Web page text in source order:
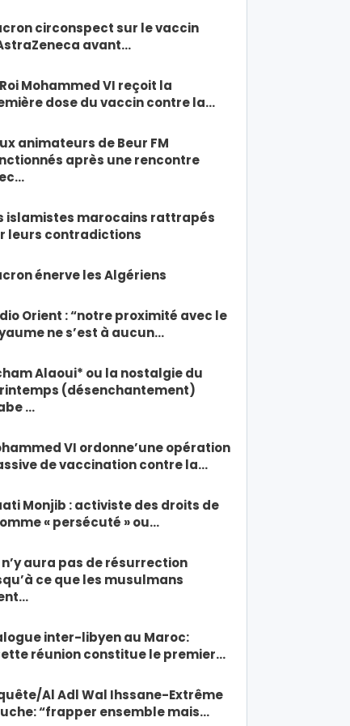
circonspect sur le vaccin
avant…
Mohammed VI reçoit la
dose du vaccin contre la…
animateurs de Beur FM
après une rencontre
islamistes marocains rattrapés
leurs contradictions
énerve les Algériens
Orient : “notre proximité avec le
ne s’est à aucun…
Alaoui* ou la nostalgie du
(désenchantement)
…
VI ordonne’une opération
de vaccination contre la…
Monjib : activiste des droits de
« persécuté » ou…
n’y aura pas de résurrection
ce que les musulmans
inter-libyen au Maroc:
réunion constitue le premier…
Al Adl Wal Ihssane-Extrême
“frapper ensemble mais…